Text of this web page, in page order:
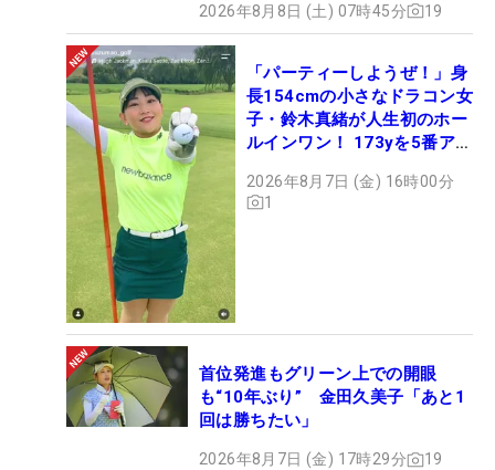
2026年8月8日 (土) 07時45分 19
「パーティーしようぜ！」身
長154cmの小さなドラコン女
子・鈴木真緒が人生初のホー
ルインワン！ 173yを5番アイ
2026年8月7日 (金) 16時00分
1
首位発進もグリーン上での開眼
も“10年ぶり” 金田久美子「あと1
回は勝ちたい」
2026年8月7日 (金) 17時29分 19